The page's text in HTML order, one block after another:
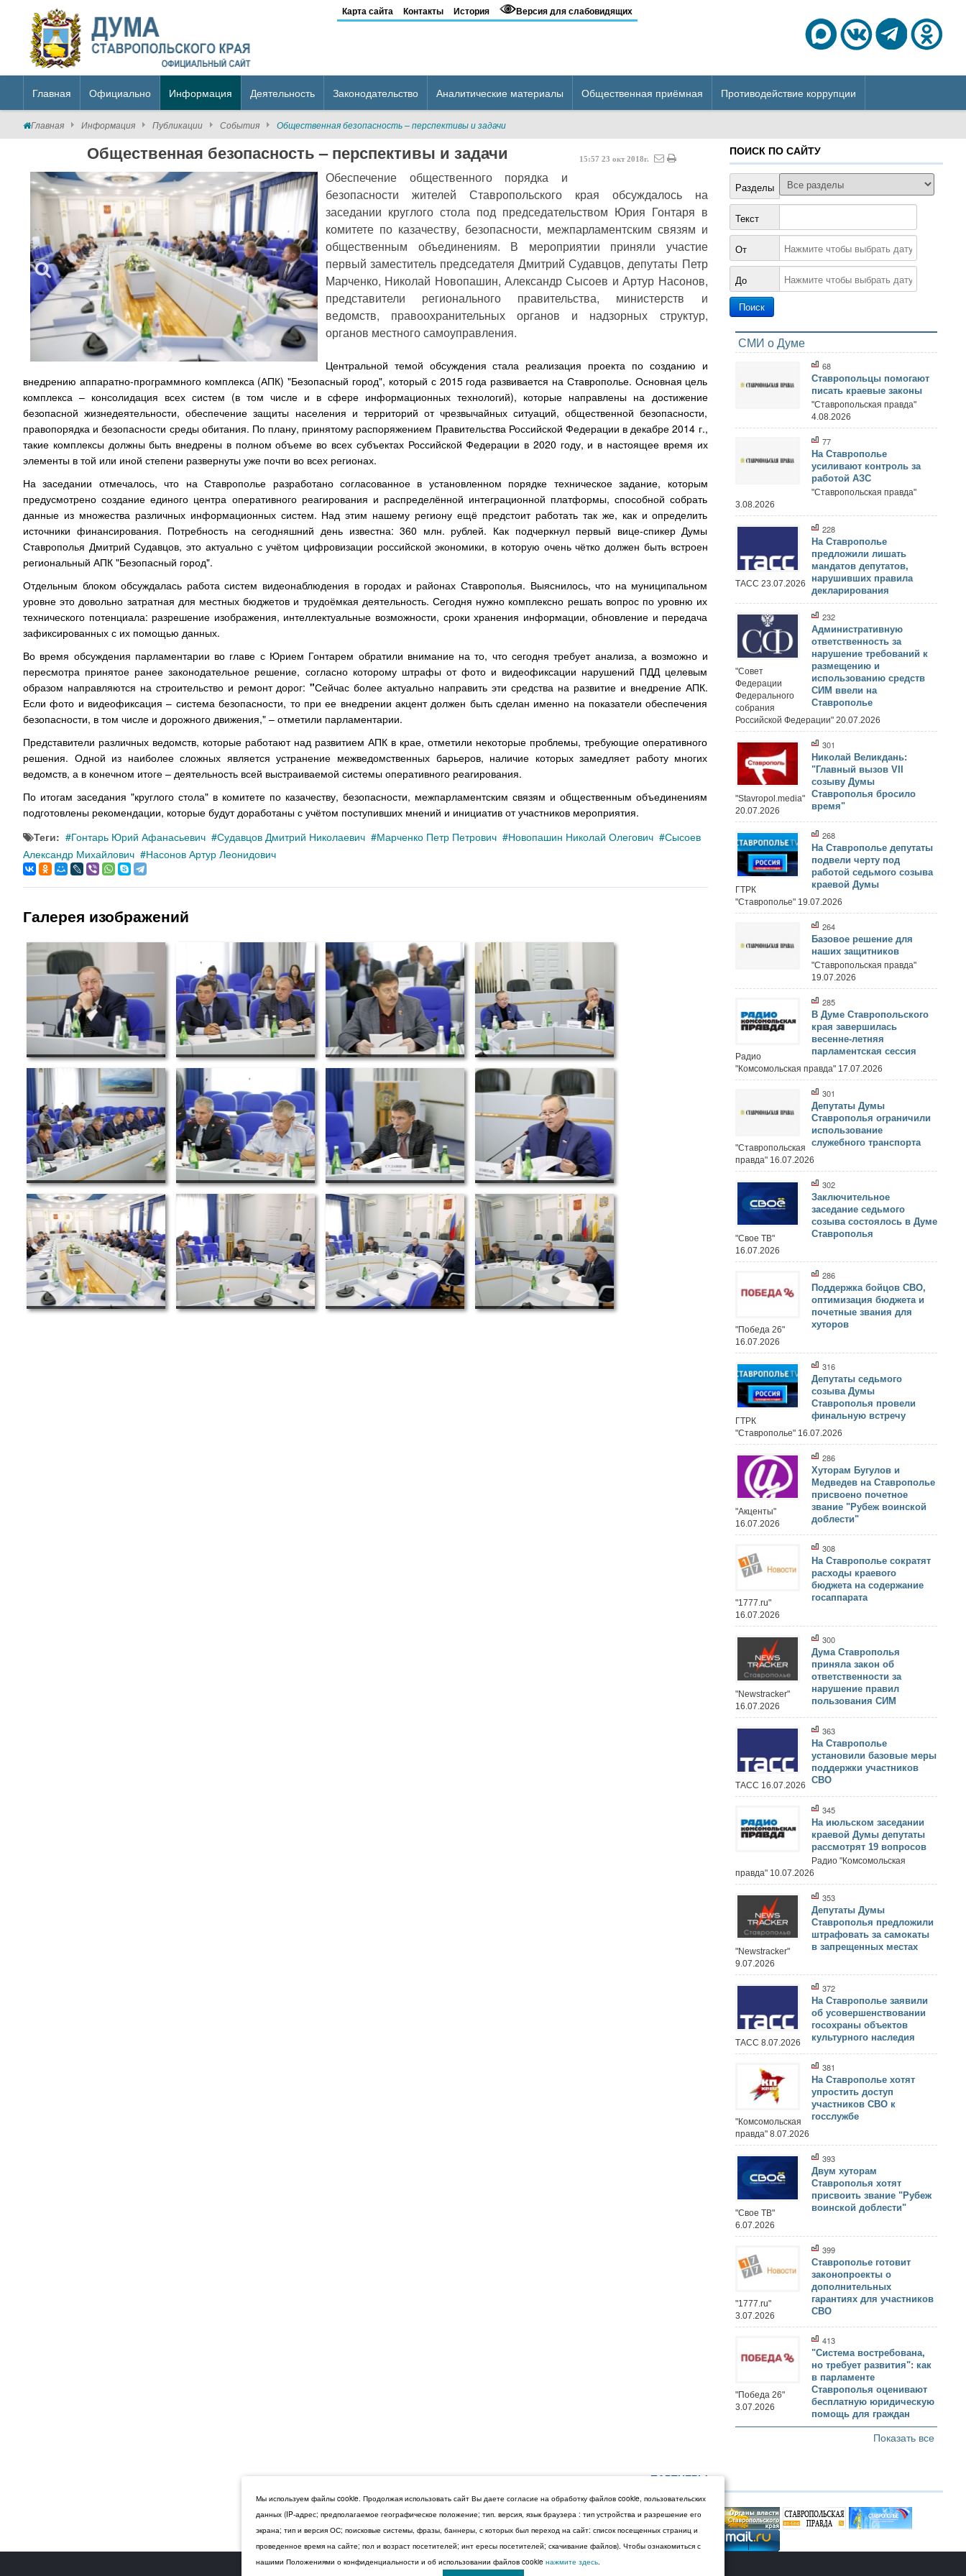
Карта сайта Контакты История Версия для слабовидящих
Главная Официально Информация Деятельность Законодательство Аналитические материалы Общественная приёмная Противодействие коррупции
Главная Информация Публикации События Общественная безопасность – перспективы и задачи
Общественная безопасность – перспективы и задачи 15:57 23 окт 2018г.
Обеспечение общественного порядка и
безопасности жителей Ставропольского края обсуждалось на
заседании круглого стола под председательством Юрия Гонтаря в
комитете по казачеству, безопасности, межпарламентским связям и
общественным объединениям. В мероприятии приняли участие
первый заместитель председателя Дмитрий Судавцов, депутаты Петр
Марченко, Николай Новопашин, Александр Сысоев и Артур Насонов,
представители регионального правительства, министерств и
ведомств, правоохранительных органов и надзорных структур,
органов местного самоуправления.
Центральной темой обсуждения стала реализация проекта по созданию и
внедрению аппаратно-программного комплекса (АПК) "Безопасный город", который с 2015 года развивается на Ставрополье. Основная цель
комплекса – консолидация всех систем (в том числе и в сфере информационных технологий), которые направлены на достижение
безопасной жизнедеятельности, обеспечение защиты населения и территорий от чрезвычайных ситуаций, общественной безопасности,
правопорядка и безопасности среды обитания. По плану, принятому распоряжением Правительства Российской Федерации в декабре 2014 г.,
такие комплексы должны быть внедрены в полном объеме во всех субъектах Российской Федерации в 2020 году, и в настоящее время их
элементы в той или иной степени развернуты уже почти во всех регионах.
На заседании отмечалось, что на Ставрополье разработано согласованное в установленном порядке техническое задание, которым
предусмотрено создание единого центра оперативного реагирования и распределённой интеграционной платформы, способной собрать
данные из множества различных информационных систем. Над этим нашему региону ещё предстоит работать так же, как и определить
источники финансирования. Потребность на сегодняшний день известна: 360 млн. рублей. Как подчеркнул первый вице-спикер Думы
Ставрополья Дмитрий Судавцов, это актуально с учётом цифровизации российской экономики, в которую очень чётко должен быть встроен
региональный АПК "Безопасный город".
Отдельным блоком обсуждалась работа систем видеонаблюдения в городах и районах Ставрополья. Выяснилось, что на муниципальном
уровне это довольно затратная для местных бюджетов и трудоёмкая деятельность. Сегодня нужно комплексно решать вопрос по уровню их
технического потенциала: разрешение изображения, интеллектуальные возможности, сроки хранения информации, обновление и передача
зафиксированных с их помощью данных.
Во время обсуждения парламентарии во главе с Юрием Гонтарем обратили внимание на то, что сегодня требует анализа, а возможно и
пересмотра принятое ранее законодательное решение, согласно которому штрафы от фото и видеофиксации нарушений ПДД целевым
образом направляются на строительство и ремонт дорог: "Сейчас более актуально направить эти средства на развитие и внедрение АПК.
Если фото и видеофиксация – система безопасности, то при ее внедрении акцент должен быть сделан именно на показатели обеспечения
безопасности, в том числе и дорожного движения," – отметили парламентарии.
Представители различных ведомств, которые работают над развитием АПК в крае, отметили некоторые проблемы, требующие оперативного
решения. Одной из наиболее сложных является устранение межведомственных барьеров, наличие которых замедляет работу многих
ведомств, а в конечном итоге – деятельность всей выстраиваемой системы оперативного реагирования.
По итогам заседания "круглого стола" в комитете по казачеству, безопасности, межпарламентским связям и общественным объединениям
подготовлены рекомендации, которые будут доработаны с учётом поступивших мнений и инициатив от участников мероприятия.
Теги:
Гонтарь Юрий Афанасьевич Судавцов Дмитрий Николаевич Марченко Петр Петрович Новопашин Николай Олегович
Сысоев
Александр Михайлович
Насонов Артур Леонидович
Галерея изображений
ПОИСК ПО САЙТУ
Разделы
Текст
От
До
СМИ о Думе
68
Ставропольцы помогают
писать краевые законы
"Ставропольская правда"
4.08.2026
77
На Ставрополье
усиливают контроль за
работой АЗС
"Ставропольская правда"
3.08.2026
228
На Ставрополье
предложили лишать
мандатов депутатов,
нарушивших правила
декларирования
ТАСС 23.07.2026
232
Административную
ответственность за
нарушение требований к
размещению и
использованию средств
СИМ ввели на
Ставрополье
"Совет
Федерации
Федерального
собрания
Российской Федерации" 20.07.2026
301
Николай Великдань:
"Главный вызов VII
созыву Думы
Ставрополья бросило
время"
"Stavropol.media"
20.07.2026
268
На Ставрополье депутаты
подвели черту под
работой седьмого созыва
краевой Думы
ГТРК
"Ставрополье" 19.07.2026
264
Базовое решение для
наших защитников
"Ставропольская правда"
19.07.2026
285
В Думе Ставропольского
края завершилась
весенне-летняя
парламентская сессия
Радио
"Комсомольская правда" 17.07.2026
301
Депутаты Думы
Ставрополья ограничили
использование
служебного транспорта
"Ставропольская
правда" 16.07.2026
302
Заключительное
заседание седьмого
созыва состоялось в Думе
Ставрополья
"Свое ТВ"
16.07.2026
286
Поддержка бойцов СВО,
оптимизация бюджета и
почетные звания для
хуторов
"Победа 26"
16.07.2026
316
Депутаты седьмого
созыва Думы
Ставрополья провели
финальную встречу
ГТРК
"Ставрополье" 16.07.2026
286
Хуторам Бугулов и
Медведев на Ставрополье
присвоено почетное
звание "Рубеж воинской
доблести"
"Акценты"
16.07.2026
308
На Ставрополье сократят
расходы краевого
бюджета на содержание
госаппарата
"1777.ru"
16.07.2026
300
Дума Ставрополья
приняла закон об
ответственности за
нарушение правил
пользования СИМ
"Newstracker"
16.07.2026
363
На Ставрополье
установили базовые меры
поддержки участников
СВО
ТАСС 16.07.2026
345
На июльском заседании
краевой Думы депутаты
рассмотрят 19 вопросов
Радио "Комсомольская
правда" 10.07.2026
353
Депутаты Думы
Ставрополья предложили
штрафовать за самокаты
в запрещенных местах
"Newstracker"
9.07.2026
372
На Ставрополье заявили
об усовершенствовании
госохраны объектов
культурного наследия
ТАСС 8.07.2026
381
На Ставрополье хотят
упростить доступ
участников СВО к
госслужбе
"Комсомольская
правда" 8.07.2026
393
Двум хуторам
Ставрополья хотят
присвоить звание "Рубеж
воинской доблести"
"Свое ТВ"
6.07.2026
399
Ставрополье готовит
законопроекты о
дополнительных
гарантиях для участников
СВО
"1777.ru"
3.07.2026
413
"Система востребована,
но требует развития": как
в парламенте
Ставрополья оценивают
бесплатную юридическую
помощь для граждан
"Победа 26"
3.07.2026
Показать все
ПАРТНЕРЫ
© 2026 Дума Ставропольского края.
Мы используем файлы cookie. Продолжая использовать сайт Вы даете согласие на обработку файлов cookie, пользовательских
данных (IP-адрес; предполагаемое географическое положение; тип. версия, язык браузера : тип устройства и разрешение его
экрана; тип и версия ОС; поисковые системы, фразы, баннеры, с которых был переход на сайт: список посещенных страниц и
проведенное время на сайте; пол и возраст посетителей; инт ересы посетителей; скачивание файлов). Чтобы ознакомиться с
нашими Положениями о конфиденциальности и об использовании файлов cookie нажмите здесь.